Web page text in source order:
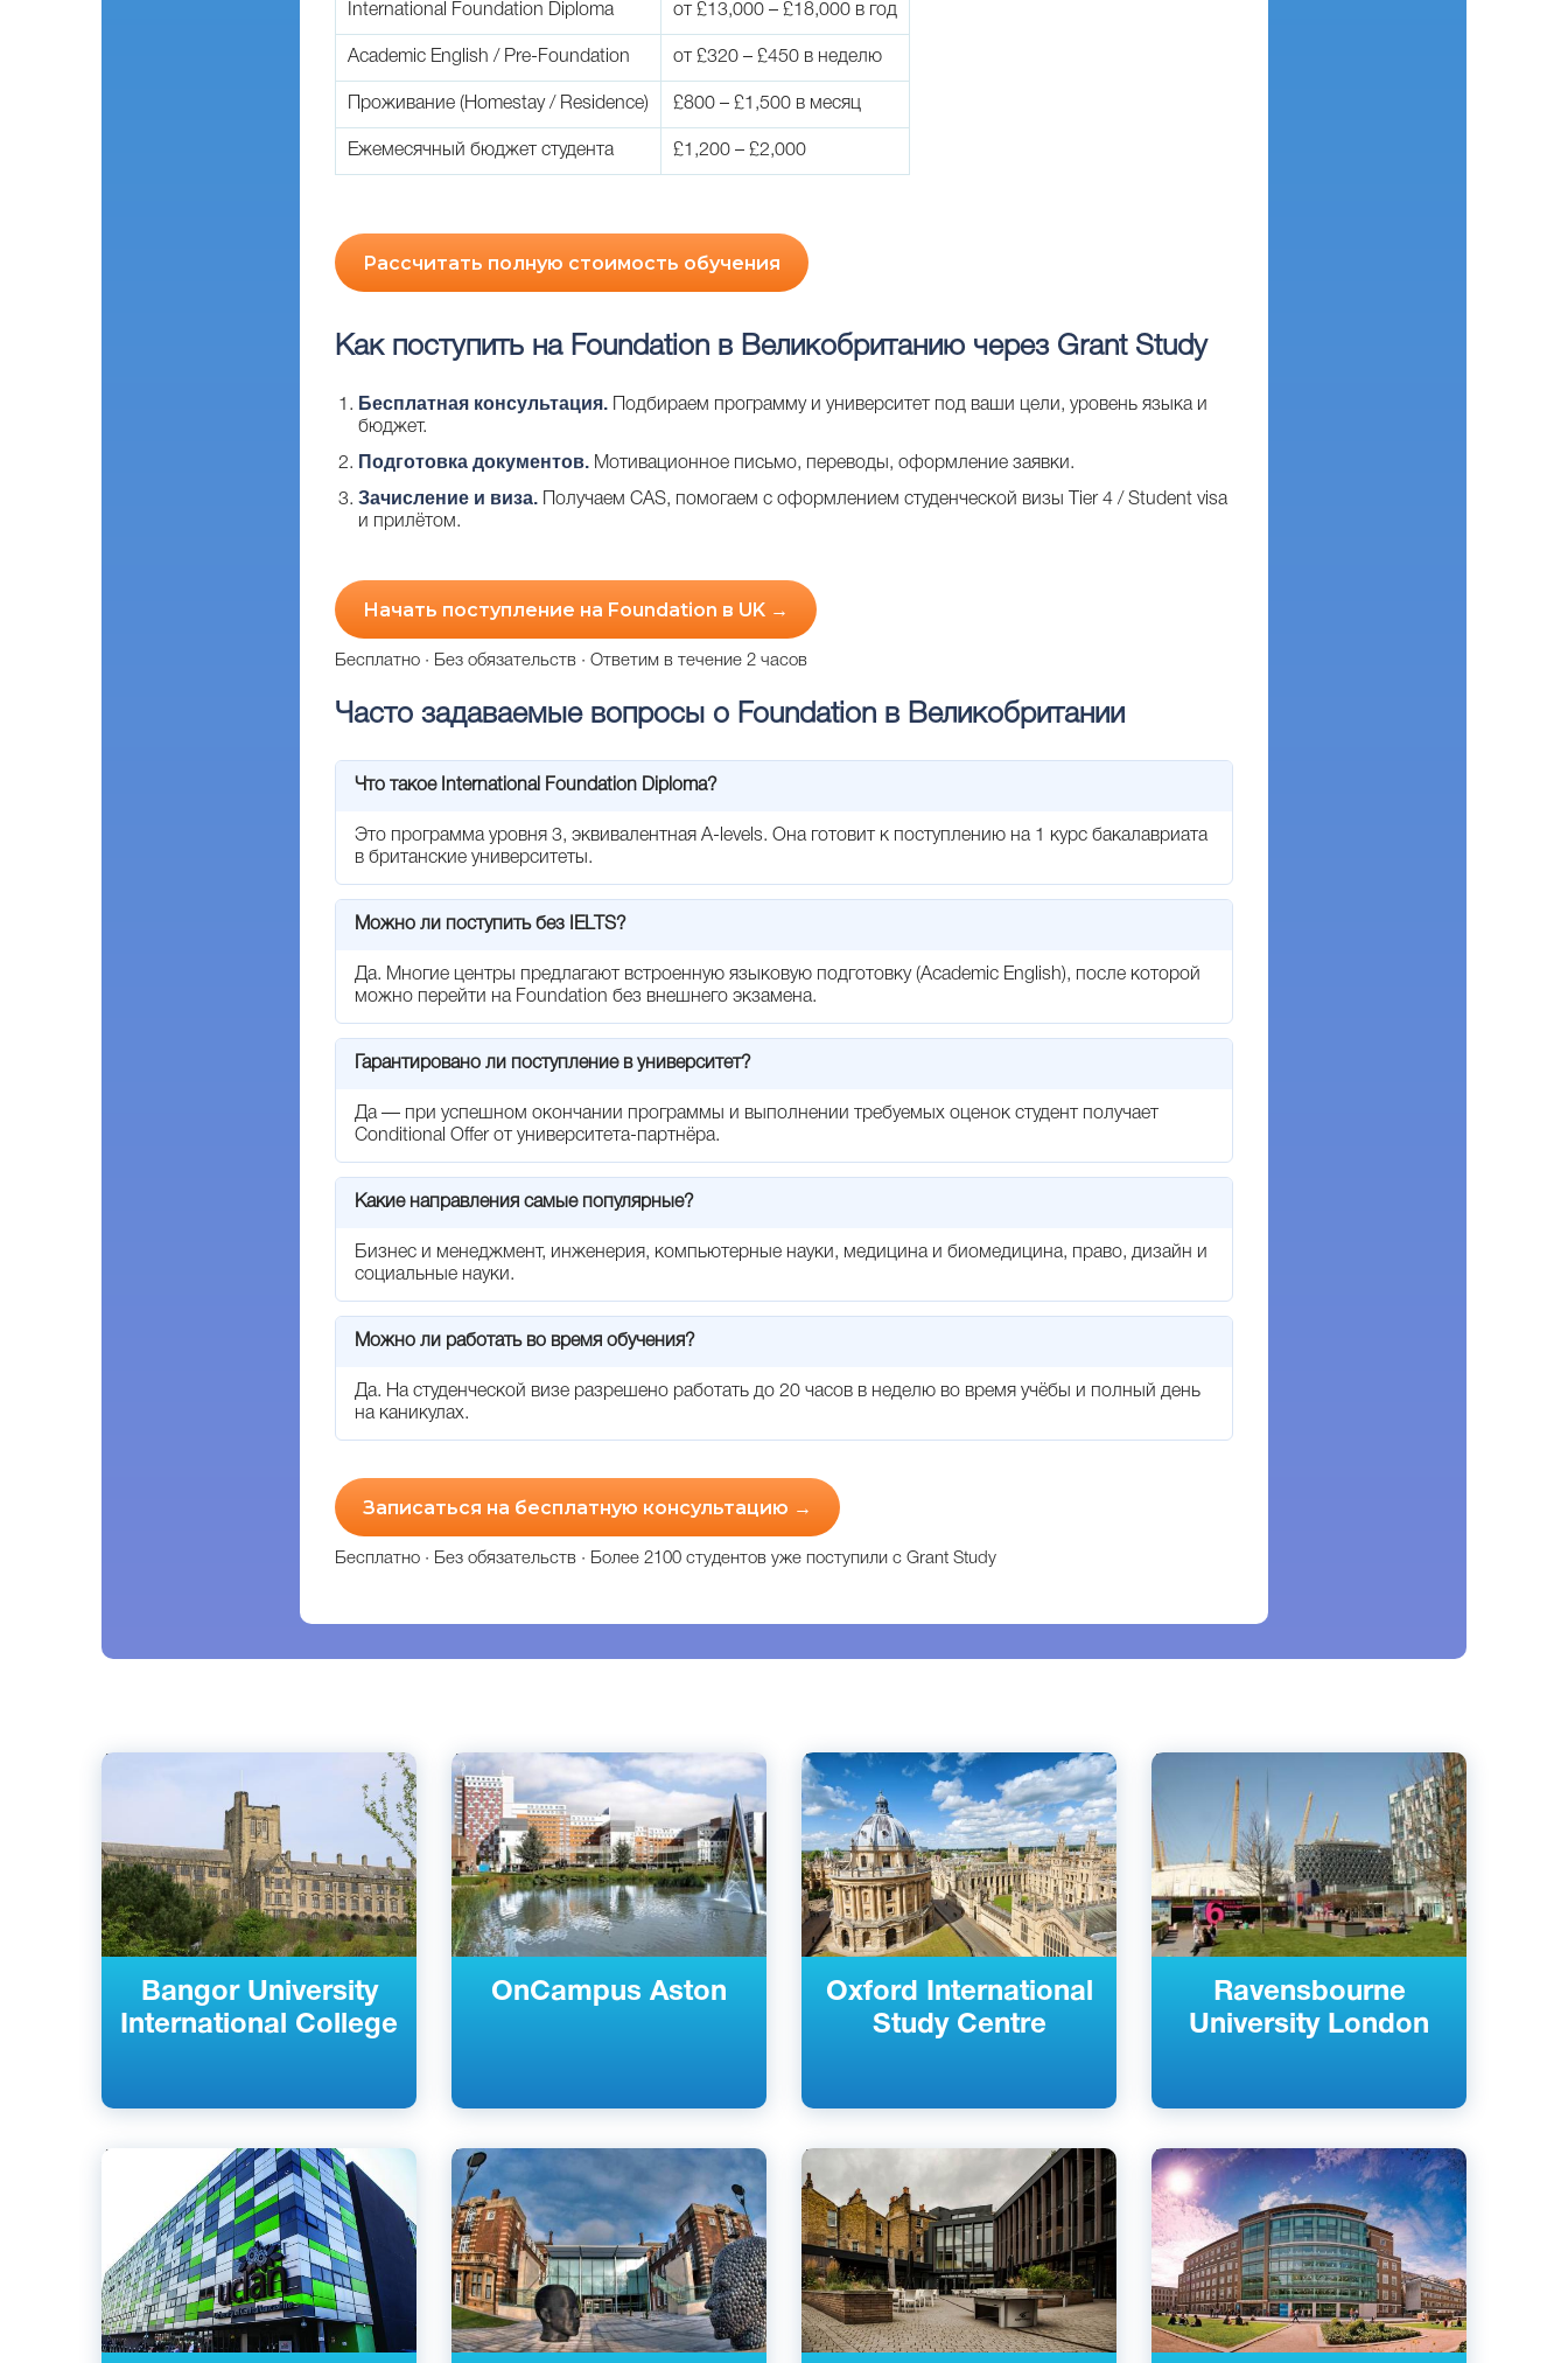
International Foundation Diploma от £13,000 – £18,000 в год
Academic English / Pre-Foundation от £320 – £450 в неделю
Проживание (Homestay / Residence) £800 – £1,500 в месяц
Ежемесячный бюджет студента £1,200 – £2,000
Рассчитать полную стоимость обучения
Как поступить на Foundation в Великобританию через Grant Study
Бесплатная консультация. Подбираем программу и университет под ваши цели, уровень языка и
бюджет.
Подготовка документов. Мотивационное письмо, переводы, оформление заявки.
Зачисление и виза. Получаем CAS, помогаем с оформлением студенческой визы Tier 4 / Student visa
и прилётом.
Начать поступление на Foundation в UK →
Бесплатно · Без обязательств · Ответим в течение 2 часов
Часто задаваемые вопросы о Foundation в Великобритании
Что такое International Foundation Diploma?
Это программа уровня 3, эквивалентная A-levels. Она готовит к поступлению на 1 курс бакалавриата
в британские университеты.
Можно ли поступить без IELTS?
Да. Многие центры предлагают встроенную языковую подготовку (Academic English), после которой
можно перейти на Foundation без внешнего экзамена.
Гарантировано ли поступление в университет?
Да — при успешном окончании программы и выполнении требуемых оценок студент получает
Conditional Offer от университета-партнёра.
Какие направления самые популярные?
Бизнес и менеджмент, инженерия, компьютерные науки, медицина и биомедицина, право, дизайн и
социальные науки.
Можно ли работать во время обучения?
Да. На студенческой визе разрешено работать до 20 часов в неделю во время учёбы и полный день
на каникулах.
Записаться на бесплатную консультацию →
Бесплатно · Без обязательств · Более 2100 студентов уже поступили с Grant Study
Bangor University
International College
Английский
Государственный
OnCampus Aston
Английский
Бирмингем, Великобритания
Частный
Oxford International
Study Centre
Английский
Лондон, Оксфорд, Уэльс,
Великобритания
Частный
Ravensbourne
University London
Английский
Лондон, Великобритания
Частный
Престон, Бернли, Великобритания
Английский
Халл, Великобритания
Частный
Английский
Лондон, Великобритания
Частный
Английский
Блумсбери, Лондон,
Великобритания
Частный